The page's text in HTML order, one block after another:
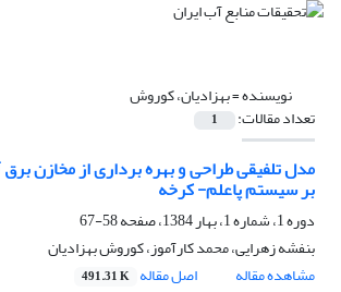
نویسنده =بهزادیان، کوروش
تعداد مقالات: 1
مدل تلفیقی طراحی و بهره برداری از مخازن
بر سیستم پاعلم- کرخه
دوره 1، شماره 1، بهار 1384، صفحه
58-67
بنفشه زهرایی، محمد کارآموز، کوروش بهزادیان
مشاهده مقاله
اصل مقاله 491.31 K